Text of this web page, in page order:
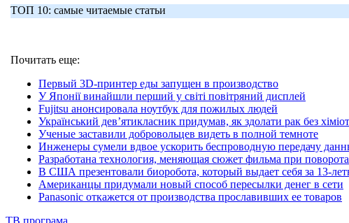
ТОП 10: самые читаемые статьи
Почитать еще:
Первый 3D-принтер еды запущен в производство
У Японії винайшли перший у світі повітряний дисплей
Fujitsu анонсировала ноутбук для пожилых людей
Український дев’ятикласник придумав, як здолати рак без
Ученые заставили добровольцев видеть в полной темноте
Инженеры сумели вдвое ускорить беспроводную передачу
Разработана технология, меняющая сюжет фильма при
В США презентовали биоробота, который выдает себя за 13-
Американцы придумали новый способ пересылки денег в сети
Panasonic откажется от производства прославивших ее товаров
ТВ програма